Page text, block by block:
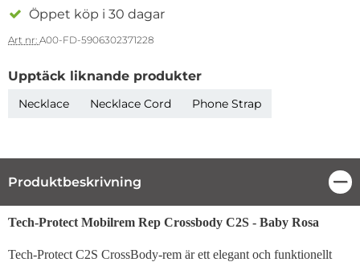
Öppet köp i 30 dagar
Art nr: A00-FD-5906302371228
Upptäck liknande produkter
Necklace Necklace Cord Phone Strap
Produktbeskrivning
Produktbeskrivning
Tech-Protect Mobilrem Rep Crossbody C2S - Baby Rosa
Tech-Protect C2S CrossBody-rem är ett elegant och funktionellt